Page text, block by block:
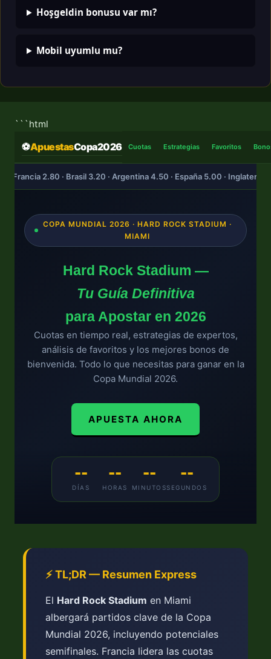
Hoşgeldin bonusu var mı?
Mobil uyumlu mu?
```html
⚽ApuestasCopa2026 Cuotas Estrategias Favoritos
| Francia 2.80 · Brasil 3.20 · Argentina 4.50 · España 5.00 · Inglaterra
COPA MUNDIAL 2026 · HARD ROCK STADIUM ·
MIAMI
Hard Rock Stadium —
Tu Guía Definitiva
para Apostar en 2026
Cuotas en tiempo real, estrategias de expertos,
análisis de favoritos y los mejores bonos de
bienvenida. Todo lo que necesitas para ganar en la
Copa Mundial 2026.
APUESTA AHORA
--
DÍAS
--
HORAS
--
MINUTOS
--
SEGUNDOS
⚡ TL;DR — Resumen Express
El Hard Rock Stadium en Miami
albergará partidos clave de la Copa
Mundial 2026, incluyendo potenciales
semifinales. Francia lidera las cuotas